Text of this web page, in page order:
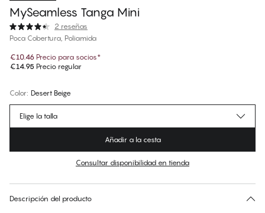
MySeamless Tanga Mini
2 reseñas
Poca Cobertura, Poliamida
€10.46 Precio para socios*
€14.95 Precio regular
Color: Desert Beige
No hay talla sugerida para este artículo
Elige la talla
Añadir a la cesta
Consultar disponibilidad en tienda
Descripción del producto